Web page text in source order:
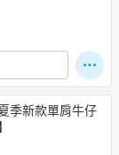
季新款單肩牛仔